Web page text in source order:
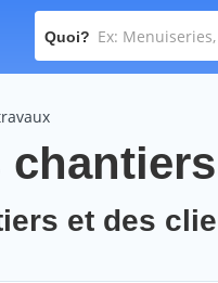
Quoi?
et des